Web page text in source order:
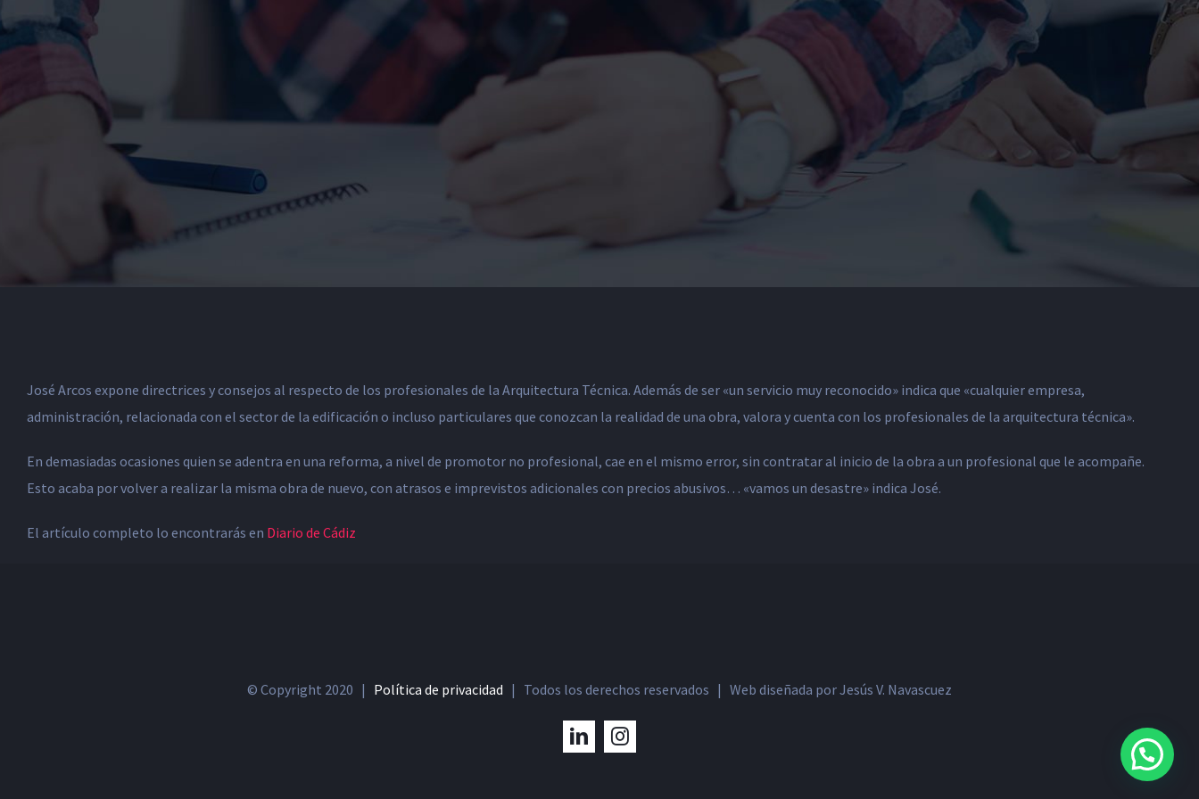
José Arcos expone directrices y consejos al respecto de los profesionales de la Arquitectura Técnica. Además de ser «un servicio muy reconocido» indica que «cualquier empresa,
administración, relacionada con el sector de la edificación o incluso particulares que conozcan la realidad de una obra, valora y cuenta con los profesionales de la arquitectura técnica».
En demasiadas ocasiones quien se adentra en una reforma, a nivel de promotor no profesional, cae en el mismo error, sin contratar al inicio de la obra a un profesional que le acompañe.
Esto acaba por volver a realizar la misma obra de nuevo, con atrasos e imprevistos adicionales con precios abusivos… «vamos un desastre» indica José.
El artículo completo lo encontrarás en Diario de Cádiz
© Copyright 2020 | Política de privacidad | Todos los derechos reservados | Web diseñada por Jesús V. Navascuez
LinkedInInstagram